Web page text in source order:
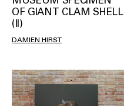
OF GIANT CLAM SHELL
(II)
DAMIEN HIRST